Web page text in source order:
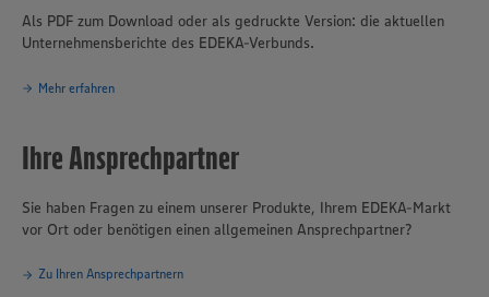
Als PDF zum Download oder als gedruckte Version: die aktuellen
Unternehmensberichte des EDEKA-Verbunds.
Mehr erfahren
Ihre Ansprechpartner
Sie haben Fragen zu einem unserer Produkte, Ihrem EDEKA-Markt
vor Ort oder benötigen einen allgemeinen Ansprechpartner?
Zu Ihren Ansprechpartnern